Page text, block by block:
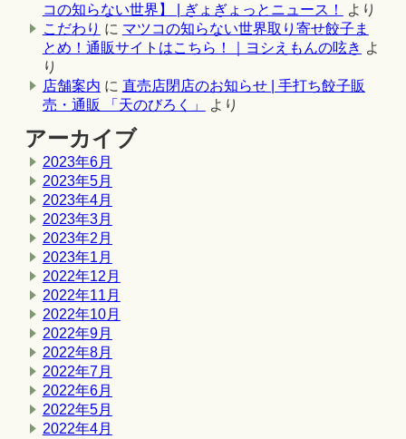
コの知らない世界】 | ぎょぎょっとニュース！
より
こだわり に マツコの知らない世界取り寄せ餃子ま
とめ！通販サイトはこちら！｜ヨシえもんの呟き よ
り
店舗案内 に 直売店閉店のお知らせ | 手打ち餃子販
売・通販 「天のびろく」
より
アーカイブ
2023年6月
2023年5月
2023年4月
2023年3月
2023年2月
2023年1月
2022年12月
2022年11月
2022年10月
2022年9月
2022年8月
2022年7月
2022年6月
2022年5月
2022年4月